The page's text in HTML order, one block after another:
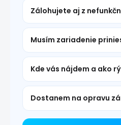
Zálohujete aj z
Musím zariadenie
Kde vás nájdem a ako
Dostanem na opravu